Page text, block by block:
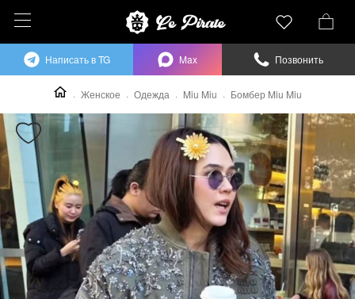
Женское Одежда Miu Miu Бомбер Miu Miu
Написать в TG Max Позвонить